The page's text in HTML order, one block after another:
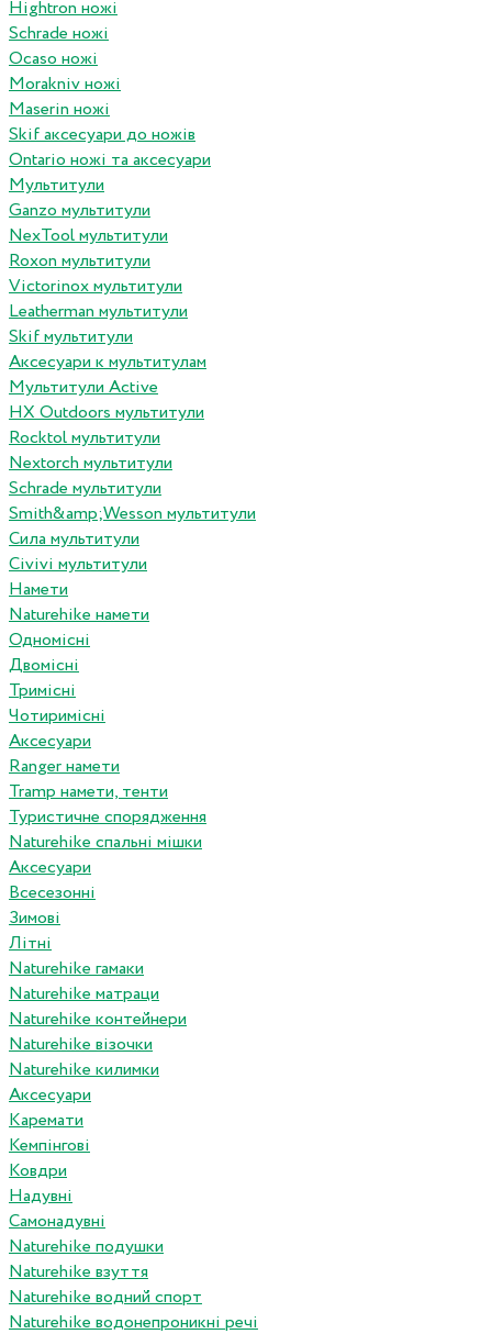
Hightron ножі
Schrade ножі
Ocaso ножі
Morakniv ножі
Maserin ножі
Skif аксесуари до ножів
Ontario ножі та аксесуари
Мультитули
Ganzo мультитули
NexTool мультитули
Roxon мультитули
Victorinox мультитули
Leatherman мультитули
Skif мультитули
Аксесуари к мультитулам
Мультитули Active
HX Outdoors мультитули
Rocktol мультитули
Nextorch мультитули
Schrade мультитули
Smith&amp;Wesson мультитули
Сила мультитули
Civivi мультитули
Намети
Naturehike намети
Одномісні
Двомісні
Тримісні
Чотиримісні
Аксесуари
Ranger намети
Tramp намети, тенти
Туристичне спорядження
Naturehike спальні мішки
Аксесуари
Всесезонні
Зимові
Літні
Naturehike гамаки
Naturehike матраци
Naturehike контейнери
Naturehike візочки
Naturehike килимки
Аксесуари
Каремати
Кемпінгові
Ковдри
Надувні
Самонадувні
Naturehike подушки
Naturehike взуття
Naturehike водний спорт
Naturehike водонепроникні речі